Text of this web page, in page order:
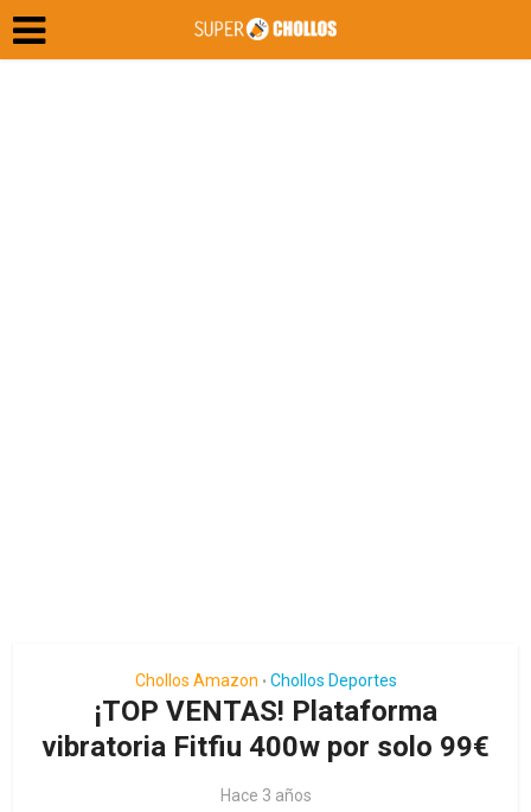
Chollos Amazon • Chollos Deportes
¡TOP VENTAS! Plataforma
vibratoria Fitfiu 400w por solo 99€
Hace 3 años